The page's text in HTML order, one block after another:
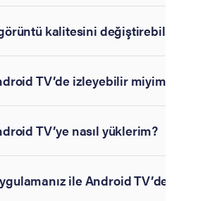
kalitesini değiştirebilir
TV’de izleyebilir miyim?
TV’ye nasıl yüklerim?
ile Android TV’de S